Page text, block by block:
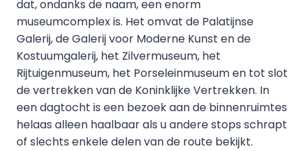
dat, ondanks de naam, een enorm
museumcomplex is. Het omvat de Palatijnse
Galerij, de Galerij voor Moderne Kunst en de
Kostuumgalerij, het Zilvermuseum, het
Rijtuigenmuseum, het Porseleinmuseum en tot slot
de vertrekken van de Koninklijke Vertrekken. In
een dagtocht is een bezoek aan de binnenruimtes
helaas alleen haalbaar als u andere stops schrapt
of slechts enkele delen van de route bekijkt.